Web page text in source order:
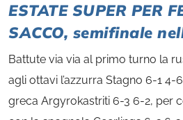
ESTATE SUPER PER
SACCO, semifinale
Battute via via al primo turno la
agli ottavi l’azzurra Stagno 6-1 4-
greca Argyrokastriti 6-3 6-2, per